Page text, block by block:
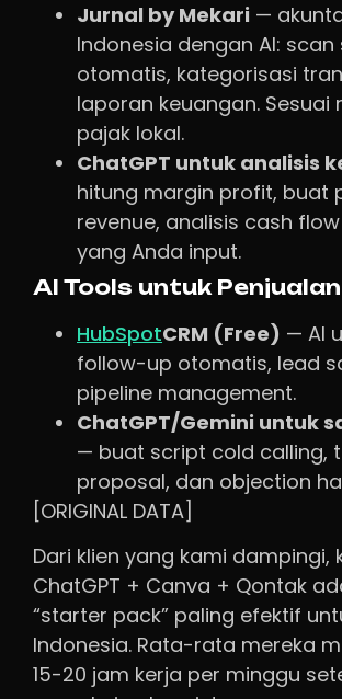
Jurnal by Mekari —
Indonesia dengan AI: scan
otomatis, kategorisasi
laporan keuangan. Sesuai
pajak lokal.
ChatGPT untuk analisis
hitung margin profit, buat
revenue, analisis cash
yang Anda input.
AI Tools untuk Penjualan
HubSpotCRM (Free) — AI
follow-up otomatis, lead
pipeline management.
ChatGPT/Gemini untuk
— buat script cold calling,
proposal, dan objection
[ORIGINAL DATA]
Dari klien yang kami dampingi,
ChatGPT + Canva + Qontak
“starter pack” paling efektif
Indonesia. Rata-rata mereka
15-20 jam kerja per minggu